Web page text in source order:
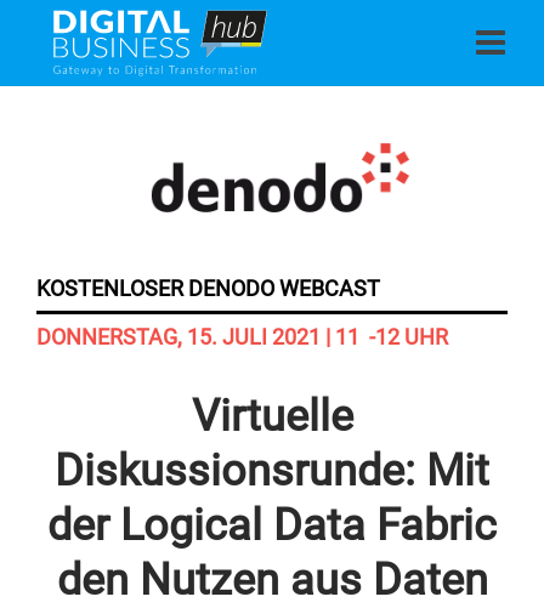
KOSTENLOSER DENODO WEBCAST
DONNERSTAG, 15. JULI 2021 | 11 -12 UHR
Virtuelle
Diskussionsrunde: Mit
der Logical Data Fabric
den Nutzen aus Daten